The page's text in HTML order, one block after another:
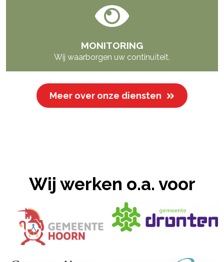
MONITORING
Wij waarborgen uw continuïteit.
Meer over onze diensten
Wij werken o.a. voor